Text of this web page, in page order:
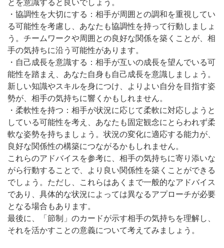
とを意識すると良いでしょう。
・協調性を大切にする：相手が周囲との調和を重視してい
る可能性を考慮し、あなたも協調性を持って行動しましょ
う。チームワークや周囲との良好な関係を築くことが、相
手の気持ちに沿う可能性があります。
・自己成長を意識する：相手が互いの成長を望んでいる可
能性を踏まえ、あなた自身も自己成長を意識しましょう。
新しい知識やスキルを身につけ、よりよい自分を目指す姿
勢が、相手の気持ちに響くかもしれません。
・柔軟性を持つ：相手が状況に応じて柔軟に対応しようと
している可能性を考え、あなたも固定観念にとらわれず柔
軟な姿勢を持ちましょう。状況の変化に適応する能力が、
良好な関係性の構築につながるかもしれません。
これらのアドバイスを参考に、相手の気持ちに寄り添いな
がら行動することで、より良い関係性を築くことができる
でしょう。ただし、これらはあくまで一般的なアドバイス
であり、具体的な状況によっては異なるアプローチが必要
となる場合もあります。
最後に、「節制」のカードが示す相手の気持ちを理解し、
それを活かすことの意義について考えてみましょう。